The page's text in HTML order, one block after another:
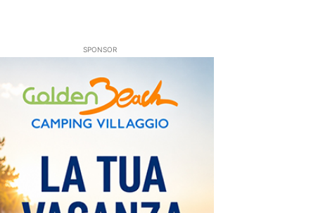
SPONSOR